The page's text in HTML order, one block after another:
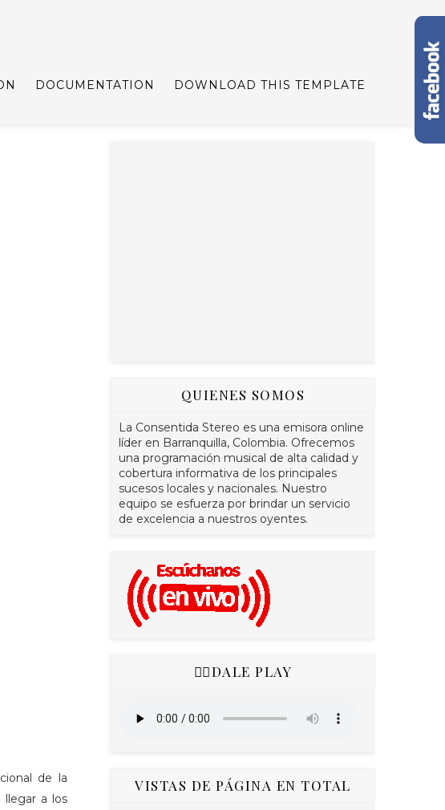
DOCUMENTATION DOWNLOAD THIS TEMPLATE
de la
llegar a los
QUIENES SOMOS
La Consentida Stereo es una emisora online
líder en Barranquilla, Colombia. Ofrecemos
una programación musical de alta calidad y
cobertura informativa de los principales
sucesos locales y nacionales. Nuestro
equipo se esfuerza por brindar un servicio
de excelencia a nuestros oyentes.
👇🏻DALE PLAY
VISTAS DE PÁGINA EN TOTAL